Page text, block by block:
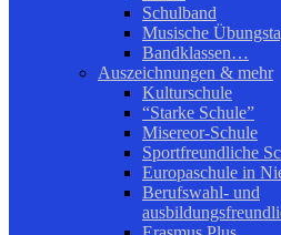
Schulband
Musische
Bandklassen…
Auszeichnungen & mehr
Kulturschule
“Starke Schule”
Misereor-Schule
Sportfreundliche
Europaschule in
Berufswahl- und